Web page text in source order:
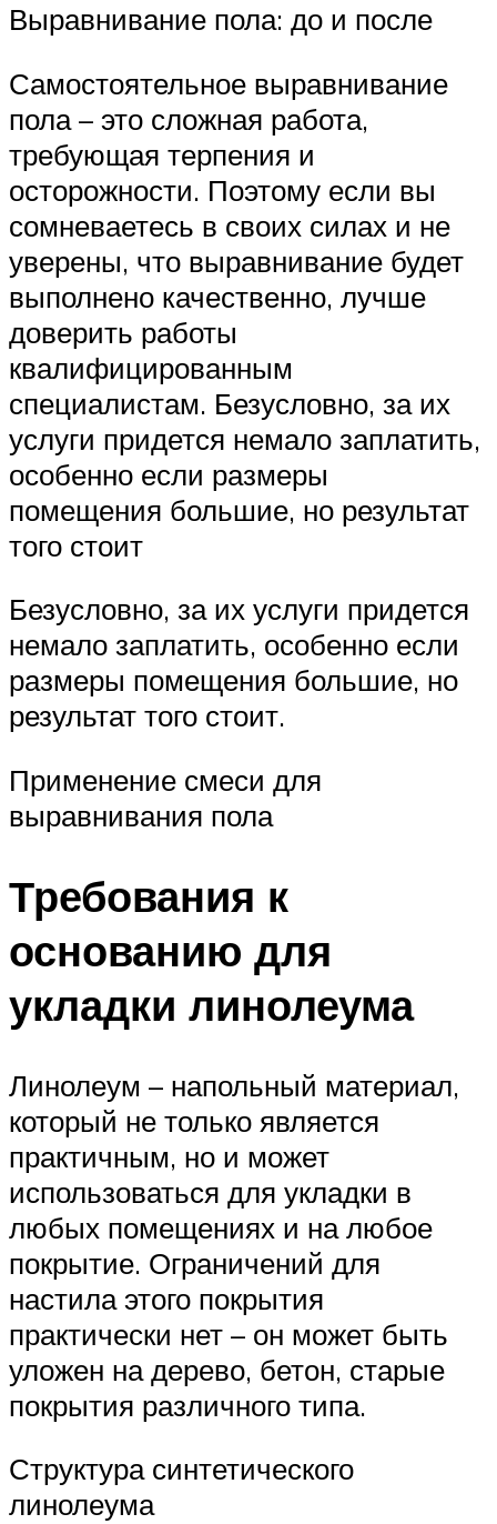
Выравнивание пола: до и после
Самостоятельное выравнивание
пола – это сложная работа,
требующая терпения и
осторожности. Поэтому если вы
сомневаетесь в своих силах и не
уверены, что выравнивание будет
выполнено качественно, лучше
доверить работы
квалифицированным
специалистам. Безусловно, за их
услуги придется немало заплатить,
особенно если размеры
помещения большие, но результат
того стоит
Безусловно, за их услуги придется
немало заплатить, особенно если
размеры помещения большие, но
результат того стоит.
Применение смеси для
выравнивания пола
Требования к
основанию для
укладки линолеума
Линолеум – напольный материал,
который не только является
практичным, но и может
использоваться для укладки в
любых помещениях и на любое
покрытие. Ограничений для
настила этого покрытия
практически нет – он может быть
уложен на дерево, бетон, старые
покрытия различного типа.
Структура синтетического
линолеума